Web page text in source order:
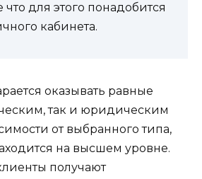
для этого понадобится
кабинета.
оказывать равные
так и юридическим
от выбранного типа,
на высшем уровне.
получают